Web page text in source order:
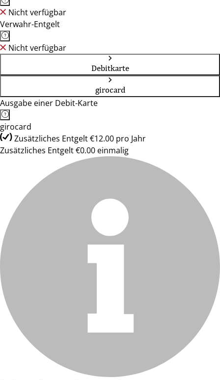
Nicht verfügbar
Verwahr-Entgelt
Nicht verfügbar
Debitkarte
girocard
Ausgabe einer Debit-Karte
girocard
Zusätzliches Entgelt €12.00 pro Jahr
Zusätzliches Entgelt €0.00 einmalig